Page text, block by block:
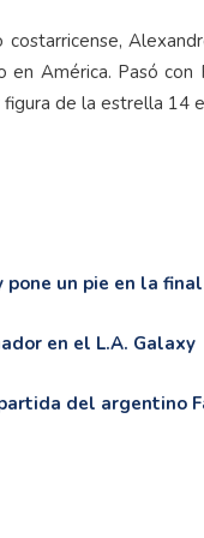
en América. Pasó
de la estrella 14
un pie en la
en el L.A. Galaxy
del argentino
parte de la estructura